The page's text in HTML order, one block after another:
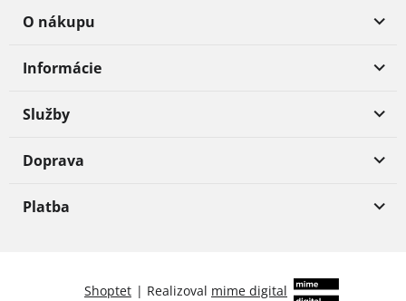
O nákupu
Informácie
Služby
Doprava
Platba
Shoptet | Realizoval mime digital